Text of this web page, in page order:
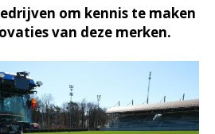
om kennis te maken
van deze merken.